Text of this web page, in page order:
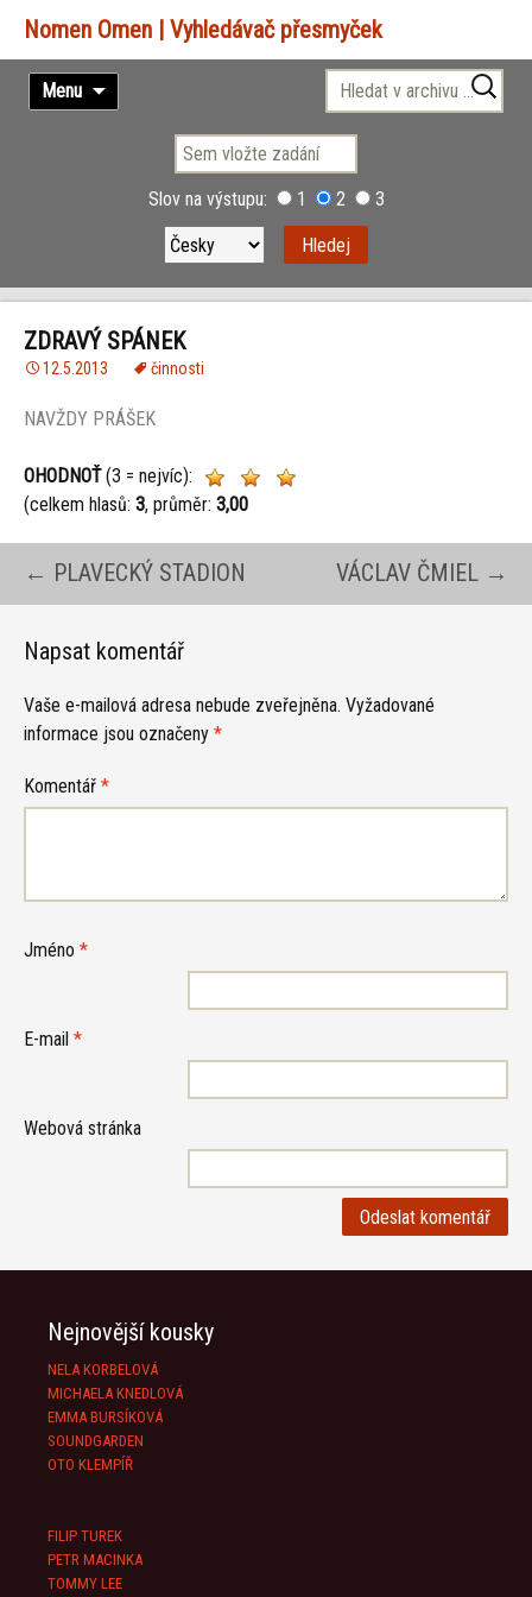
Vyhledávač přesmyček
Menu
Přejít
k
Vyhledávání
Slov na výstupu: 1 2 3
ZDRAVÝ SPÁNEK
12.5.2013 činnosti
NAVŽDY PRÁŠEK
OHODNOŤ(3 = nejvíc):
(celkem hlasů: 3, průměr: 3,00
Navigace
pro
příspěvky
← PLAVECKÝ STADION VÁCLAV ČMIEL →
Napsat komentář
Vaše e-mailová adresa nebude zveřejněna. Vyžadované
informace jsou označeny *
Komentář *
Jméno *
E-mail *
Webová stránka
Nejnovější kousky
NELA KORBELOVÁ
MICHAELA KNEDLOVÁ
EMMA BURSÍKOVÁ
SOUNDGARDEN
OTO KLEMPÍŘ
FILIP TUREK
PETR MACINKA
TOMMY LEE